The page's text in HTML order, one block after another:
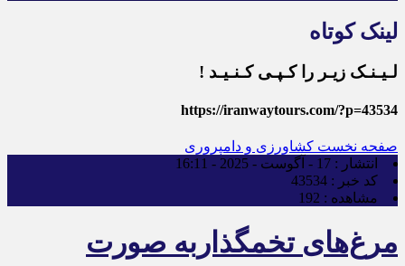
لینک کوتاه
لـیـنـک زیـر را کـپـی کـنـیـد !
https://iranwaytours.com/?p=43534
صفحه نخست کشاورزی و دامپروری
انتشار : 17 - آگوست - 2025 - 16:11
کد خبر : 43534
مشاهده : 192
مرغ‌های تخمگذاربه صورت